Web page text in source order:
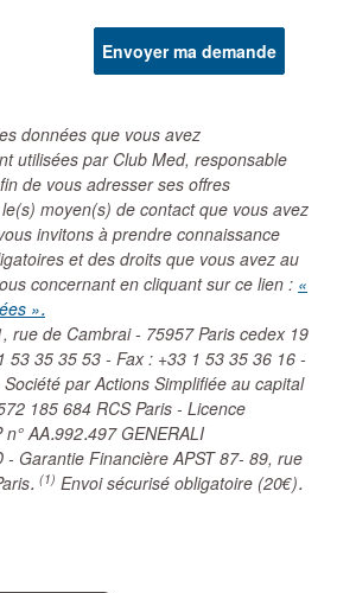
données que vous avez
utilisées par Club Med, responsable
de vous adresser ses offres
moyen(s) de contact que vous avez
invitons à prendre connaissance
et des droits que vous avez au
concernant en cliquant sur ce lien : «
».
rue de Cambrai - 75957 Paris cedex 19
53 35 35 53 - Fax : +33 1 53 35 36 16 -
par Actions Simplifiée au capital
185 684 RCS Paris - Licence
AA.992.497 GENERALI
- Garantie Financière APST 87- 89, rue
(1) Envoi sécurisé obligatoire (20€).